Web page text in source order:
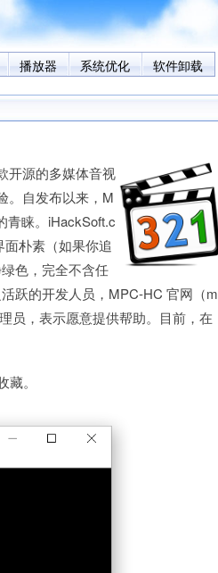
播放器 系统优化 软件卸载
源的多媒体音视
。自发布以来，M
青睐。iHackSoft.c
朴素（如果你追
色，完全不含任
跃的开发人员，MPC-HC 官网（m
员，表示愿意提供帮助。目前，在
。